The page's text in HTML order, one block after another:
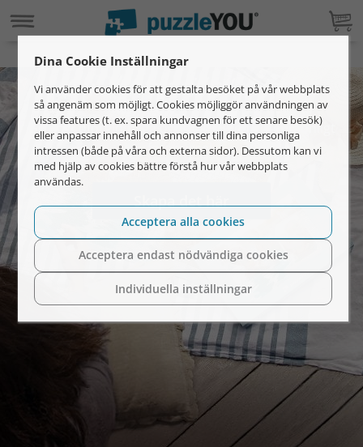
Gör ditt foto till ett pussel.
Ge bort oförglömliga ögonblick med ett personligt
fotopussel.
Dina Cookie Inställningar
Vi använder cookies för att gestalta besöket på vår webbplats
så angenäm som möjligt. Cookies möjliggör användningen av
vissa features (t. ex. spara kundvagnen för ett senare besök)
eller anpassar innehåll och annonser till dina personliga
intressen (både på våra och externa sidor). Dessutom kan vi
med hjälp av cookies bättre förstå hur vår webbplats
användas.
Individuella inställningar
Acceptera endast nödvändiga cookies
Acceptera alla cookies